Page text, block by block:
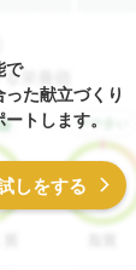
で
た献立づくり
トします。
しをする